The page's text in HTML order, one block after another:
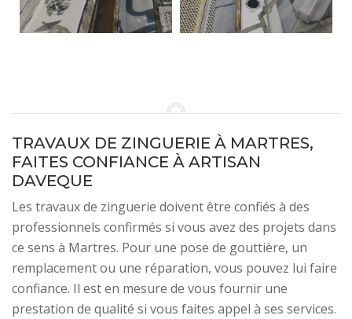
TRAVAUX DE ZINGUERIE À MARTRES,
FAITES CONFIANCE À ARTISAN
DAVEQUE
Les travaux de zinguerie doivent être confiés à des
professionnels confirmés si vous avez des projets dans
ce sens à Martres. Pour une pose de gouttière, un
remplacement ou une réparation, vous pouvez lui faire
confiance. Il est en mesure de vous fournir une
prestation de qualité si vous faites appel à ses services.